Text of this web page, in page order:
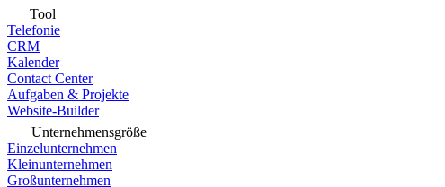
Tool
Telefonie
CRM
Kalender
Contact Center
Aufgaben & Projekte
Website-Builder
Unternehmensgröße
Einzelunternehmen
Kleinunternehmen
Großunternehmen